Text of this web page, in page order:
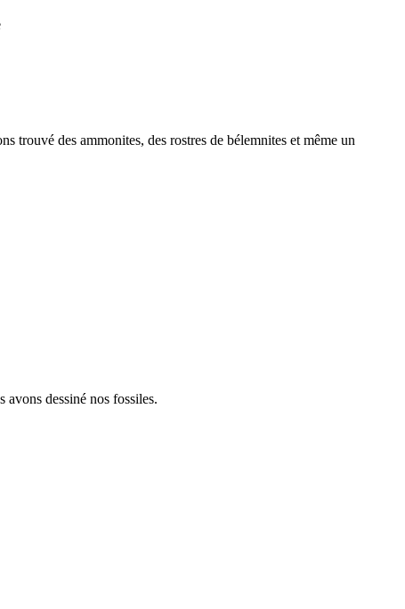
trouvé des ammonites, des rostres de bélemnites et même un
dessiné nos fossiles.